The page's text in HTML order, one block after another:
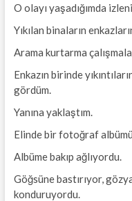
O olayı yaşadığımda
Yıkılan binaların
Arama kurtarma
Enkazın birinde
gördüm.
Yanına yaklaştım.
Elinde bir fotoğraf
Albüme bakıp ağlıyordu.
Göğsüne bastırıyor,
konduruyordu.